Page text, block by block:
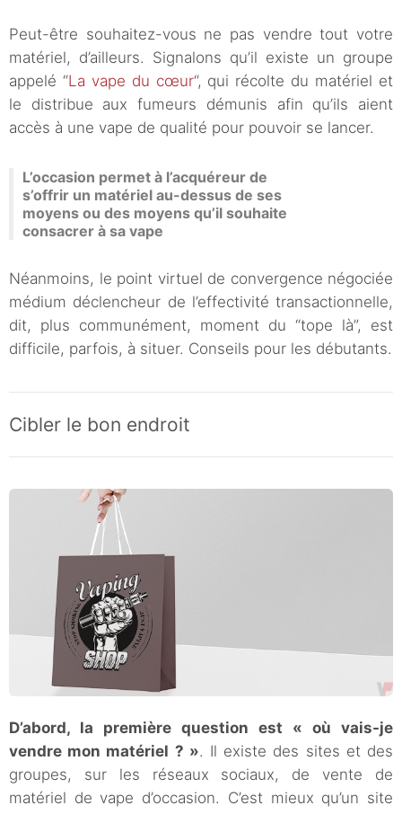
Peut-être souhaitez-vous ne pas vendre tout votre
matériel, d’ailleurs. Signalons qu’il existe un groupe
appelé “La vape du cœur“, qui récolte du matériel et
le distribue aux fumeurs démunis afin qu’ils aient
accès à une vape de qualité pour pouvoir se lancer.
L’occasion permet à l’acquéreur de
s’offrir un matériel au-dessus de ses
moyens ou des moyens qu’il souhaite
consacrer à sa vape
Néanmoins, le point virtuel de convergence négociée
médium déclencheur de l’effectivité transactionnelle,
dit, plus communément, moment du “tope là”, est
difficile, parfois, à situer. Conseils pour les débutants.
Cibler le bon endroit
D’abord, la première question est « où vais-je
vendre mon matériel ? ». Il existe des sites et des
groupes, sur les réseaux sociaux, de vente de
matériel de vape d’occasion. C’est mieux qu’un site